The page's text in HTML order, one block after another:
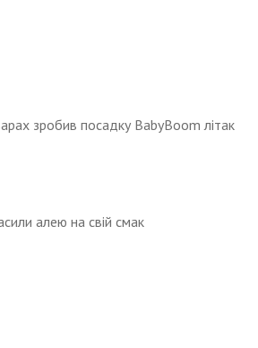
зробив посадку BabyBoom літак
алею на свій смак